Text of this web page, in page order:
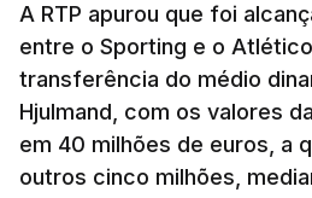
A RTP apurou que foi
entre o Sporting e o
transferência do médio
Hjulmand, com os valores
em 40 milhões de euros, a
outros cinco milhões,